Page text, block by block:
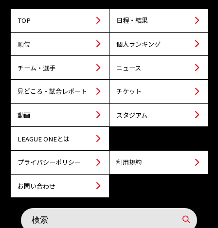
TOP 日程・結果
順位 個人ランキング
チーム・選手 ニュース
見どころ・試合レポート チケット
動画 スタジアム
LEAGUE ONEとは
プライバシーポリシー 利用規約
お問い合わせ